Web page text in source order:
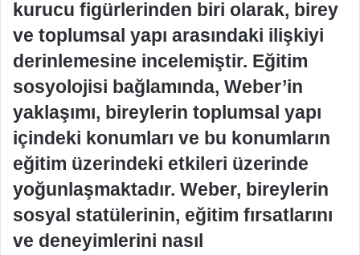
kurucu figürlerinden biri olarak, birey
ve toplumsal yapı arasındaki ilişkiyi
derinlemesine incelemiştir. Eğitim
sosyolojisi bağlamında, Weber’in
yaklaşımı, bireylerin toplumsal yapı
içindeki konumları ve bu konumların
eğitim üzerindeki etkileri üzerinde
yoğunlaşmaktadır. Weber, bireylerin
sosyal statülerinin, eğitim fırsatlarını
ve deneyimlerini nasıl